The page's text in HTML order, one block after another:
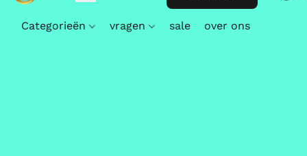
Categorieën vragen sale over ons